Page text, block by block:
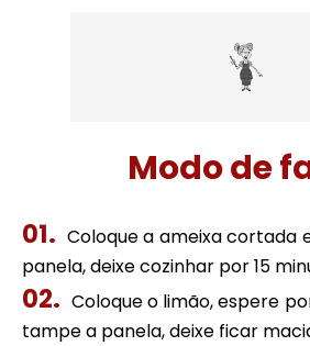
Modo de
Coloque a ameixa cortada
panela, deixe cozinhar por 15
Coloque o limão, espere
tampe a panela, deixe ficar